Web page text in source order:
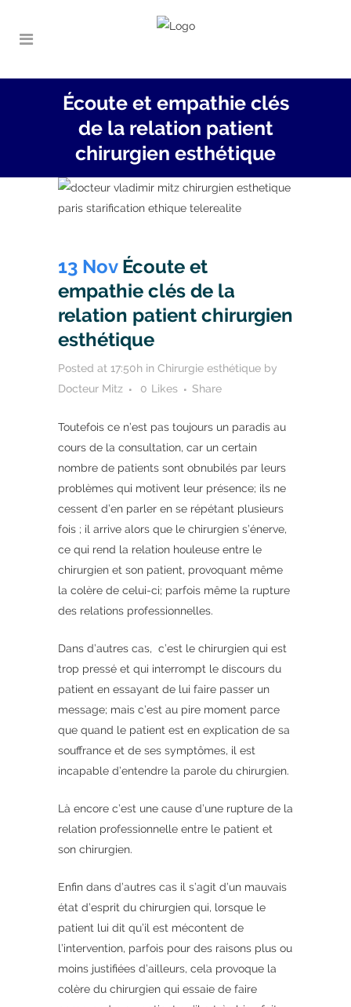
Écoute et empathie clés
de la relation patient
chirurgien esthétique
13 NovÉcoute et
empathie clés de la
relation patient chirurgien
esthétique
Posted at 17:50h in Chirurgie esthétique by
Docteur Mitz
0 Likes Share
Toutefois ce n’est pas toujours un paradis au
cours de la consultation, car un certain
nombre de patients sont obnubilés par leurs
problèmes qui motivent leur présence; ils ne
cessent d’en parler en se répétant plusieurs
fois ; il arrive alors que le chirurgien s’énerve,
ce qui rend la relation houleuse entre le
chirurgien et son patient, provoquant même
la colère de celui-ci; parfois même la rupture
des relations professionnelles.
Dans d’autres cas, c’est le chirurgien qui est
trop pressé et qui interrompt le discours du
patient en essayant de lui faire passer un
message; mais c’est au pire moment parce
que quand le patient est en explication de sa
souffrance et de ses symptômes, il est
incapable d’entendre la parole du chirurgien.
Là encore c’est une cause d’une rupture de la
relation professionnelle entre le patient et
son chirurgien.
Enfin dans d’autres cas il s’agit d’un mauvais
état d’esprit du chirurgien qui, lorsque le
patient lui dit qu’il est mécontent de
l’intervention, parfois pour des raisons plus ou
moins justifiées d’ailleurs, cela provoque la
colère du chirurgien qui essaie de faire